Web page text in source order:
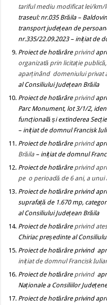
tariful mediu modificat lei/km/
traseul: nr.035 Brăila –
transport județean de
nr.335/22.09.2023 – inițiat de
Proiect de hotărâre privind
organizată prin licitație
aparținând domeniului privat
al Consiliului Județean Brăila
Proiect de hotărâre privind
Parc Monument, lot 3/1/2,
funcțională și extinderea
– inițiat de domnul Francisk
Proiect de hotărâre privind
Brăila – inițiat de domnul
Proiect de hotărâre privind
pe o perioadă de 6 ani, a unui
Proiect de hotărâre privind
suprafață de 1.670 mp,
al Consiliului Județean Brăila
Proiect de hotărâre privind
Chiriac președinte al
Proiect de hotărâre privind
inițiat de domnul Francisk
Proiect de hotărâre privind
Naționale a Consiliilor
Proiect de hotărâre privind